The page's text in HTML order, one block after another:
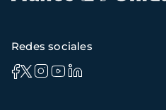
Redes sociales